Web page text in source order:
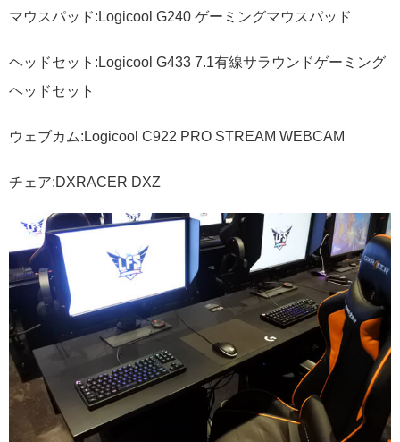
マウスパッド:Logicool G240 ゲーミングマウスパッド
ヘッドセット:Logicool G433 7.1有線サラウンドゲーミング
ヘッドセット
ウェブカム:Logicool C922 PRO STREAM WEBCAM
チェア:DXRACER DXZ